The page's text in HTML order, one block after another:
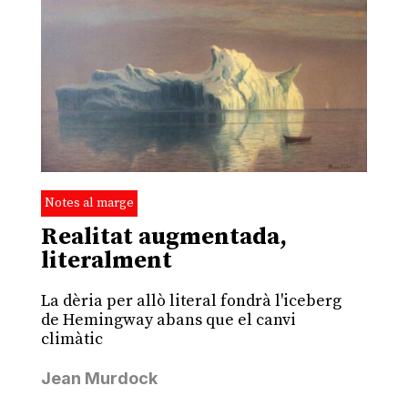
Notes al marge
Realitat augmentada,
literalment
La dèria per allò literal fondrà l'iceberg
de Hemingway abans que el canvi
climàtic
Jean Murdock